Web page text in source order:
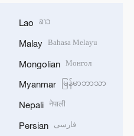
Lao ລາວ
Malay Bahasa Melayu
Mongolian Монгол
Myanmar မြန်မာဘာသာ
Nepali नेपाली
Persian فارسی